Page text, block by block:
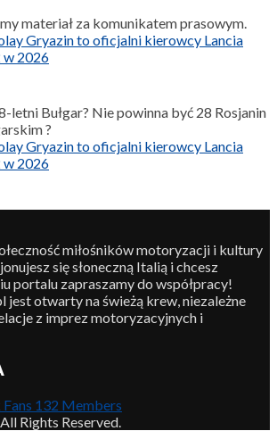
materiał za komunikatem prasowym.
Gryazin to oficjalni kierowcy Lancia
w 2026
letni Bułgar? Nie powinna być 28 Rosjanin
?
Gryazin to oficjalni kierowcy Lancia
w 2026
miłośników motoryzacji i kultury
się słoneczną Italią i chcesz
portalu zapraszamy do współpracy!
jest otwarty na świeżą krew, niezależne
z imprez motoryzacyjnych i
Fans 132 Members
Rights Reserved.